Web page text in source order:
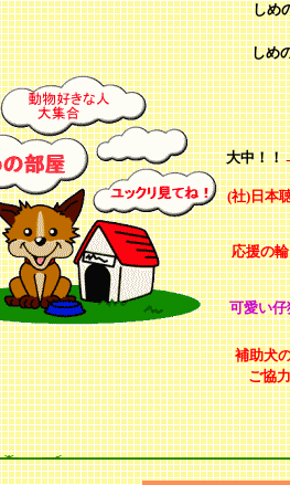
しめ
しめ
動物た
大中！！
(社)日本
応援の
可愛い
補助犬
ご協